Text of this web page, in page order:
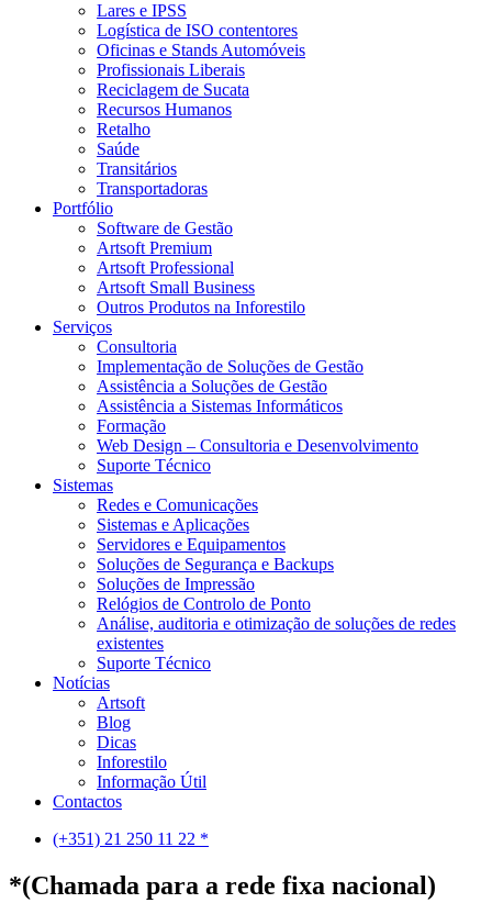
Lares e IPSS
Logística de ISO contentores
Oficinas e Stands Automóveis
Profissionais Liberais
Reciclagem de Sucata
Recursos Humanos
Retalho
Saúde
Transitários
Transportadoras
Portfólio
Software de Gestão
Artsoft Premium
Artsoft Professional
Artsoft Small Business
Outros Produtos na Inforestilo
Serviços
Consultoria
Implementação de Soluções de Gestão
Assistência a Soluções de Gestão
Assistência a Sistemas Informáticos
Formação
Web Design – Consultoria e Desenvolvimento
Suporte Técnico
Sistemas
Redes e Comunicações
Sistemas e Aplicações
Servidores e Equipamentos
Soluções de Segurança e Backups
Soluções de Impressão
Relógios de Controlo de Ponto
Análise, auditoria e otimização de soluções de redes
existentes
Suporte Técnico
Notícias
Artsoft
Blog
Dicas
Inforestilo
Informação Útil
Contactos
(+351) 21 250 11 22 *
*(Chamada para a rede fixa nacional)